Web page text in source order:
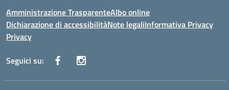
Amministrazione TrasparenteAlbo online
Dichiarazione di accessibilitàNote legaliInformativa Privacy
Privacy
Seguici su: